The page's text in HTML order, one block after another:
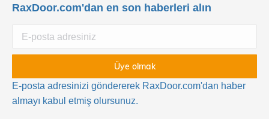
RaxDoor.com'dan en son haberleri alın
E-posta adresinizi göndererek RaxDoor.com'dan haber
almayı kabul etmiş olursunuz.